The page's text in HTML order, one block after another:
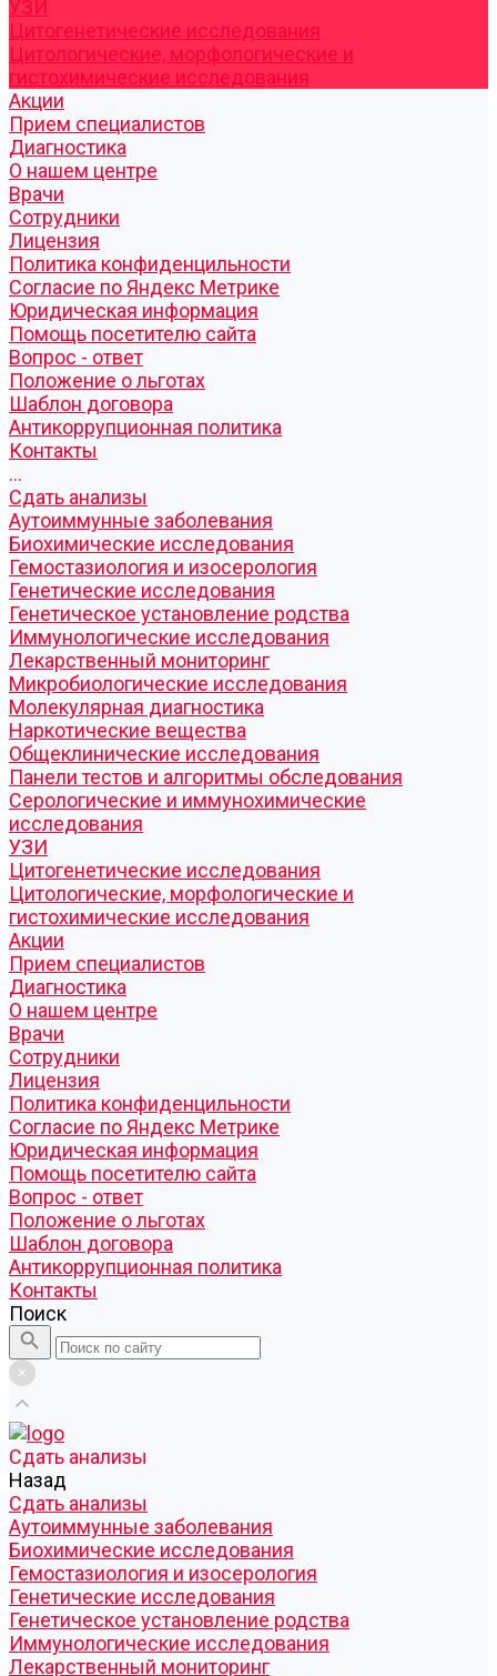
УЗИ
Цитогенетические исследования
Цитологические, морфологические и
гистохимические исследования
Акции
Прием специалистов
Диагностика
О нашем центре
Врачи
Сотрудники
Лицензия
Политика конфиденцильности
Согласие по Яндекс Метрике
Юридическая информация
Помощь посетителю сайта
Вопрос - ответ
Положение о льготах
Шаблон договора
Антикоррупционная политика
Контакты
...
Cдать анализы
Аутоиммунные заболевания
Биохимические исследования
Гемостазиология и изосерология
Генетические исследования
Генетическое установление родства
Иммунологические исследования
Лекарственный мониторинг
Микробиологические исследования
Молекулярная диагностика
Наркотические вещества
Общеклинические исследования
Панели тестов и алгоритмы обследования
Серологические и иммунохимические
исследования
УЗИ
Цитогенетические исследования
Цитологические, морфологические и
гистохимические исследования
Акции
Прием специалистов
Диагностика
О нашем центре
Врачи
Сотрудники
Лицензия
Политика конфиденцильности
Согласие по Яндекс Метрике
Юридическая информация
Помощь посетителю сайта
Вопрос - ответ
Положение о льготах
Шаблон договора
Антикоррупционная политика
Контакты
Поиск
Cдать анализы
Назад
Cдать анализы
Аутоиммунные заболевания
Биохимические исследования
Гемостазиология и изосерология
Генетические исследования
Генетическое установление родства
Иммунологические исследования
Лекарственный мониторинг